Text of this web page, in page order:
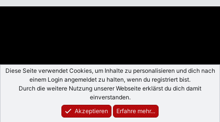
Aktuelles Anmelden Registrieren
Diese Seite verwendet Cookies, um Inhalte zu personalisieren und dich nach
einem Login angemeldet zu halten, wenn du registriert bist.
Durch die weitere Nutzung unserer Webseite erklärst du dich damit
einverstanden.
Akzeptieren
Erfahre mehr...